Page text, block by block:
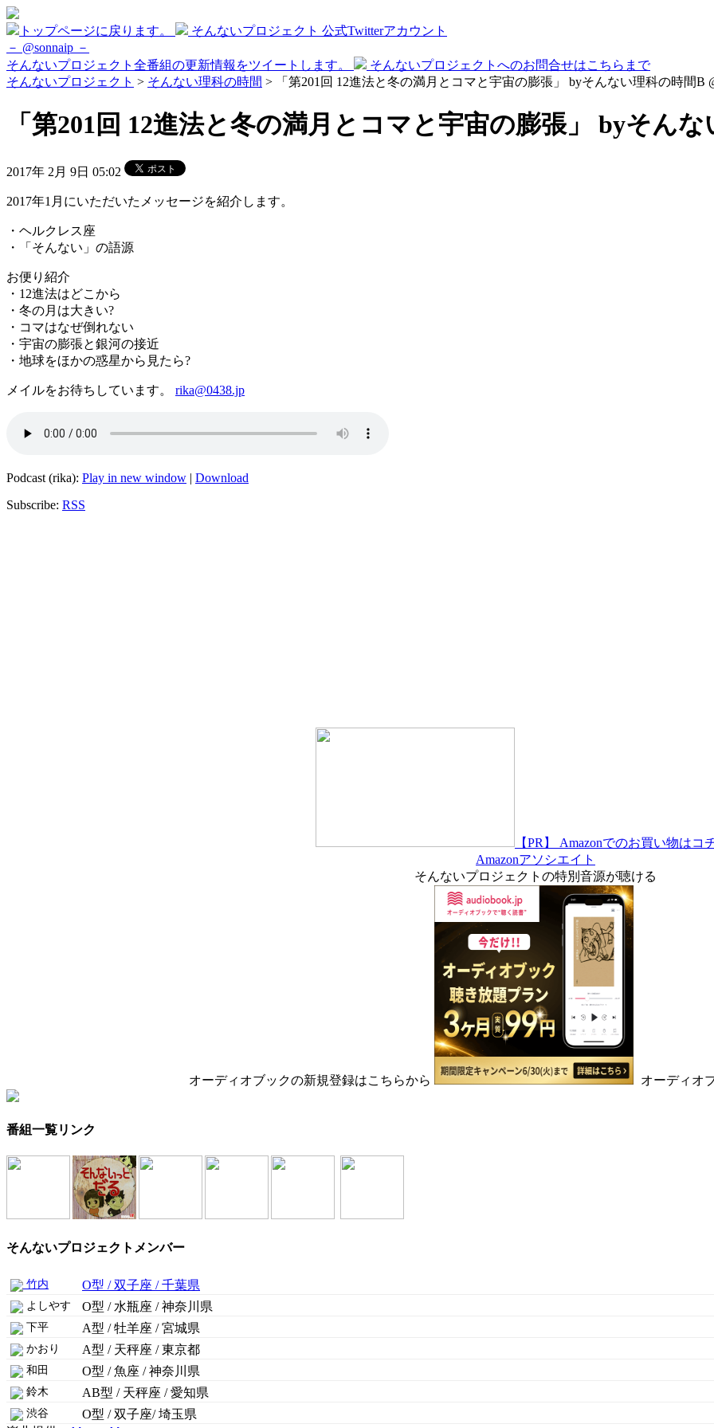
トップページに戻ります。
そんないプロジェクト 公式Twitterアカウント
－ @sonnaip －
そんないプロジェクト全番組の更新情報をツイートします。
そんないプロジェクトへのお問合せはこちらまで
そんないプロジェクト > そんない理科の時間 > 「第201回 12進法と冬の満月とコマと宇宙の膨張」 byそんない理科の時間B
「第201回 12進法と冬の満月とコマと宇宙の膨張」 byそん
2017年 2月 9日 05:02
2017年1月にいただいたメッセージを紹介します。
・ヘルクレス座
・「そんない」の語源
お便り紹介
・12進法はどこから
・冬の月は大きい?
・コマはなぜ倒れない
・宇宙の膨張と銀河の接近
・地球をほかの惑星から見たら?
メイルをお待ちしています。 rika@0438.jp
Podcast (rika): Play in new window | Download
Subscribe: RSS
【PR】 Amazonでのお買い物はコ
Amazonアソシエイト
そんないプロジェクトの特別音源が聴ける
オーディオブックの新規登録はこちらから オーディオ
番組一覧リンク
そんないプロジェクトメンバー
竹内 O型 / 双子座 / 千葉県
よしやす O型 / 水瓶座 / 神奈川県
下平 A型 / 牡羊座 / 宮城県
かおり A型 / 天秤座 / 東京都
和田 O型 / 魚座 / 神奈川県
鈴木 AB型 / 天秤座 / 愛知県
渋谷
O型 / 双子座/ 埼玉県